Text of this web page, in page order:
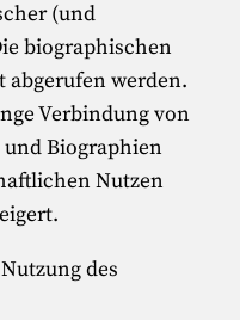
(und
biographischen
abgerufen werden.
Verbindung von
Biographien
Nutzen
des